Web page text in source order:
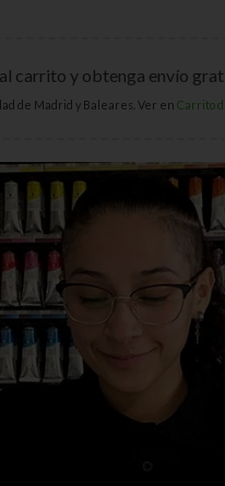
al carrito y obtenga envío
de Madrid y Baleares. Ver en Carrito